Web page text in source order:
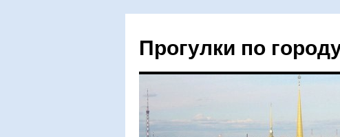
Прогулки по